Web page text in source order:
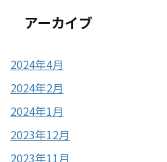
アーカイブ
2024年4月
2024年2月
2024年1月
2023年12月
2023年11月